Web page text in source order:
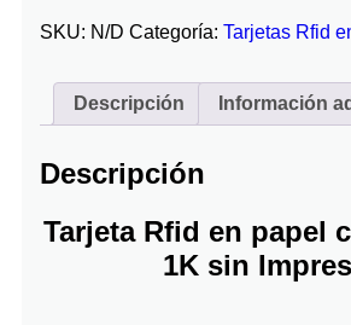
SKU: N/D Categoría: Tarjetas Rfid
Descripción Información
Descripción
Tarjeta Rfid en papel
1K sin